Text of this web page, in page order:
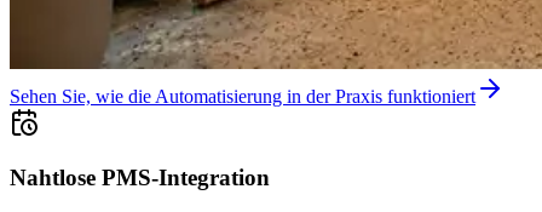
Sehen Sie, wie die Automatisierung in der Praxis funktioniert
Nahtlose PMS-Integration